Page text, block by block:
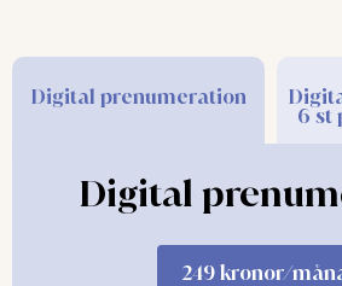
ARBETSMILJÖBROTT
”Jag kommer
bada med
I RÄTTEN Det
Digital prenumeration
6 st
Digital
249 kronor/